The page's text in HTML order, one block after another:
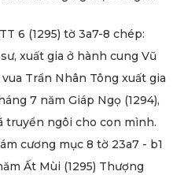
6 (1295) tờ 3a7-8 chép:
xuất gia ở hành cung Vũ
Trần Nhân Tông xuất gia
7 năm Giáp Ngọ (1294),
truyền ngôi cho con mình.
cương mục 8 tờ 23a7 - b1
Ất Mùi (1295) Thượng